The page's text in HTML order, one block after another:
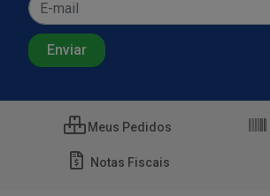
Meus Pedidos
Notas Fiscais